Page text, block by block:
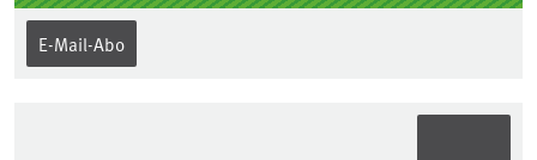
E-Mail-Abo